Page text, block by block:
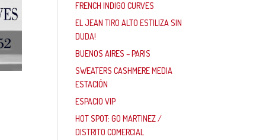
FRENCH INDIGO CURVES
EL JEAN TIRO ALTO ESTILIZA SIN
DUDA!
BUENOS AIRES – PARIS
SWEATERS CASHMERE MEDIA
ESTACIÓN
ESPACIO VIP
HOT SPOT: GO MARTINEZ /
DISTRITO COMERCIAL